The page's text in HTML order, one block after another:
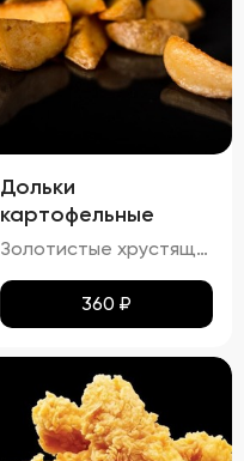
Дольки
картофельные
Золотистые хрустящие дольки картофеля с легким налетом масла и кетчупа. Аромат жареного картофеля сочетается с приятными нотками сладковатого кетчупа. Вкус сбалансированный, сладко-соленый, с ярким оттенком жареного картофеля и легким привкусом кетчупа. Текстура плотная, с аппетитной хрустящей корочкой.
360 ₽